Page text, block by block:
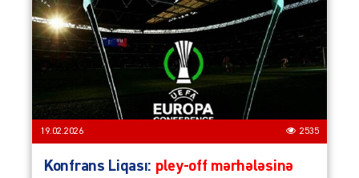
19.02.2026 2535
Konfrans Liqası: pley-off mərhələsinə